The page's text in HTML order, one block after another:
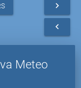
navigate_next
navigate_before
Meteo